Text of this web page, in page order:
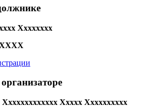
Xxxxxxxx
Xxxxxxxxxxxxx Xxxxx Xxxxxxxxxx